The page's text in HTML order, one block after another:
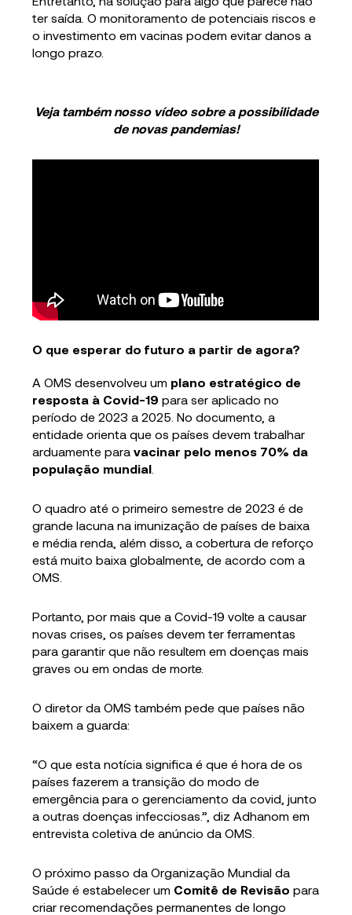
ter saída. O monitoramento de potenciais riscos e
o investimento em vacinas podem evitar danos a
longo prazo.
Veja também nosso vídeo sobre a possibilidade
de novas pandemias!
O que esperar do futuro a partir de agora?
A OMS desenvolveu um plano estratégico de
resposta à Covid-19 para ser aplicado no
período de 2023 a 2025. No documento, a
entidade orienta que os países devem trabalhar
arduamente paravacinar pelo menos 70% da
população mundial
O quadro até o primeiro semestre de 2023 é de
grande lacuna na imunização de países de baixa
e média renda, além disso, a cobertura de reforço
está muito baixa globalmente, de acordo com a
OMS.
Portanto, por mais que a Covid-19 volte a causar
novas crises, os países devem ter ferramentas
para garantir que não resultem em doenças mais
graves ou em ondas de morte.
O diretor da OMS também pede que países não
baixem a guarda:
“O que esta notícia significa é que é hora de os
países fazerem a transição do modo de
emergência para o gerenciamento da covid, junto
a outras doenças infecciosas.”, diz Adhanom em
entrevista coletiva de anúncio da OMS.
O próximo passo da Organização Mundial da
Saúde é estabelecer um Comitê de Revisãopara
criar recomendações permanentes de longo